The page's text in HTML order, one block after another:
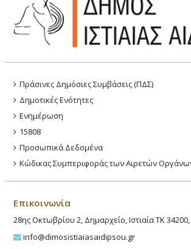
Πράσινες Δημόσιες Συμβάσεις (ΠΔΣ)
Δημοτικές Ενότητες
Ενημέρωση
15808
Προσωπικά Δεδομένα
Κώδικας Συμπεριφοράς των Αιρετών
Επικοινωνία
28ης Οκτωβρίου 2, Δημαρχείο, Ιστιαία ΤΚ
info@dimosistiaiasaidipsou.gr